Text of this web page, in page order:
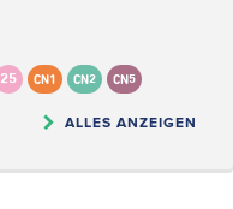
25 CN1 CN2 CN5
ALLES ANZEIGEN